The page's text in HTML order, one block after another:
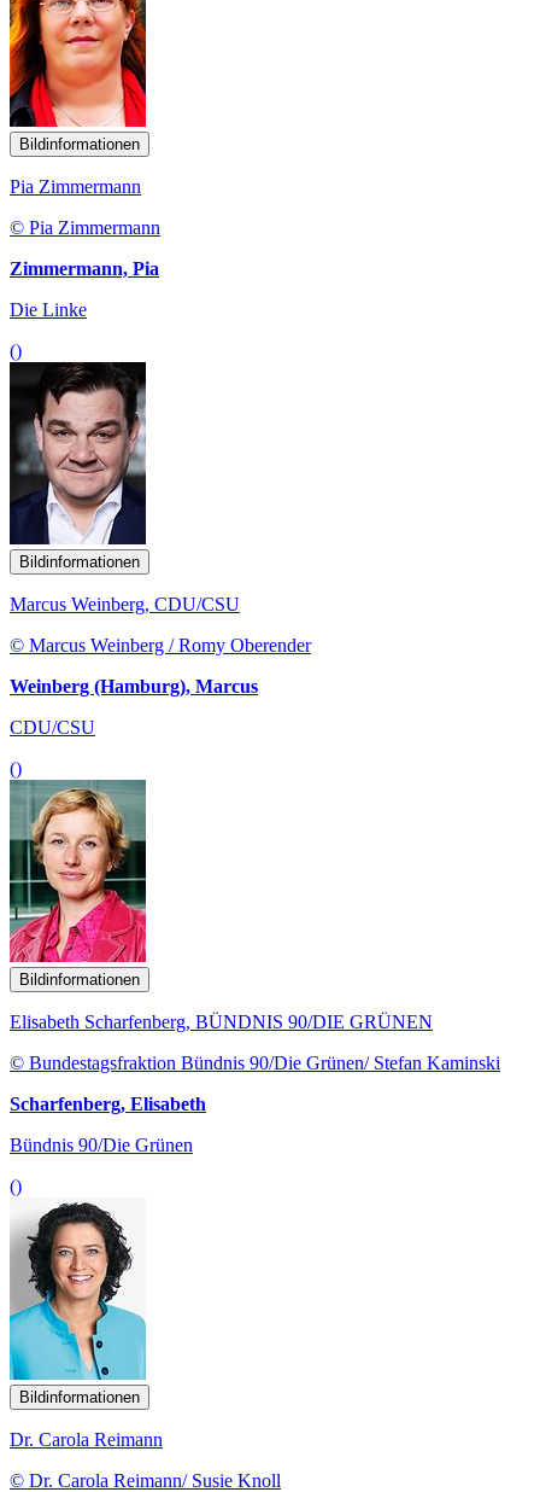
Bildinformationen
Pia Zimmermann
© Pia Zimmermann
Zimmermann, Pia
Die Linke
()
Bildinformationen
Marcus Weinberg, CDU/CSU
© Marcus Weinberg / Romy Oberender
Weinberg (Hamburg), Marcus
CDU/CSU
()
Bildinformationen
Elisabeth Scharfenberg, BÜNDNIS 90/DIE GRÜNEN
© Bundestagsfraktion Bündnis 90/Die Grünen/ Stefan Kaminski
Scharfenberg, Elisabeth
Bündnis 90/Die Grünen
()
Bildinformationen
Dr. Carola Reimann
© Dr. Carola Reimann/ Susie Knoll